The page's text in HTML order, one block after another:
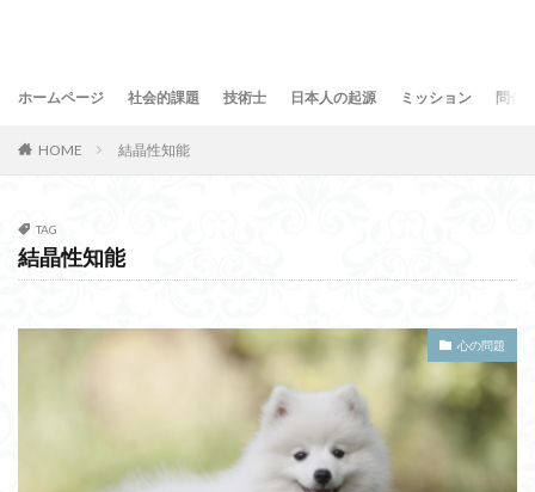
ホームページ 社会的課題 技術士 日本人の起源 ミッション 問合
HOME 結晶性知能
TAG
結晶性知能
心の問題